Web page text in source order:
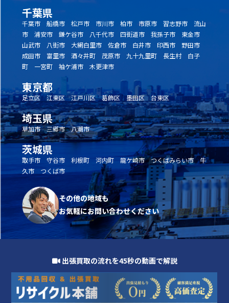
千葉県
千葉市 船橋市 松戸市 市川市 柏市 市原市 習志野市 流山
市 浦安市 鎌ケ谷市 八千代市 四街道市 我孫子市 東金市
山武市 八街市 大網白里市 佐倉市 白井市 印西市 野田市
成田市 富里市 酒々井町 茂原市 九十九里町 長生村 白子
町 一宮町 袖ケ浦市 木更津市
東京都
足立区 江東区 江戸川区 葛飾区 墨田区 台東区
埼玉県
草加市 三郷市 八潮市
茨城県
取手市 守谷市 利根町 河内町 龍ケ崎市 つくばみらい市 牛
久市 つくば市
その他の地域も
お気軽にお問い合わせください
出張買取の流れを45秒の動画で解説